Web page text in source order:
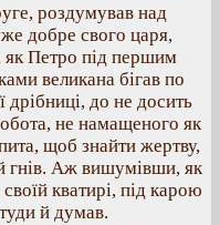
роздумував над
добре свого царя,
як Петро під першим
великана бігав по
до не досить
не намащеного як
щоб знайти жертву,
гнів. Аж вишумівши, як
кватирі, під карою
й думав.